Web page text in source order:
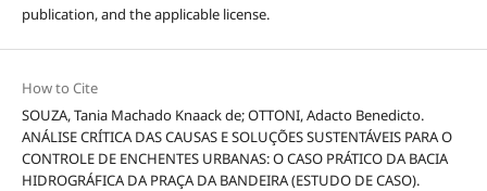
publication, and the applicable license.
How to Cite
SOUZA, Tania Machado Knaack de; OTTONI, Adacto Benedicto.
ANÁLISE CRÍTICA DAS CAUSAS E SOLUÇÕES SUSTENTÁVEIS PARA O
CONTROLE DE ENCHENTES URBANAS: O CASO PRÁTICO DA BACIA
HIDROGRÁFICA DA PRAÇA DA BANDEIRA (ESTUDO DE CASO).